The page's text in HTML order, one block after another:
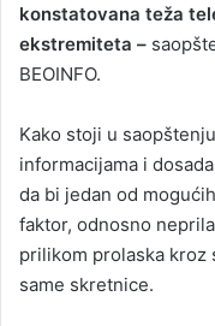
konstatovana teža
ekstremiteta –
BEOINFO.
Kako stoji u
informacijama i
da bi jedan od
faktor, odnosno
prilikom prolaska kroz
same skretnice.